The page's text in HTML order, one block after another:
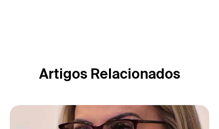
Artigos Relacionados